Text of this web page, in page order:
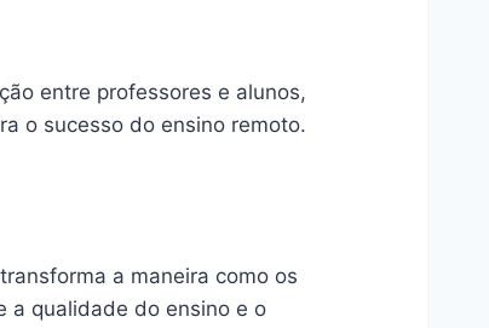
entre professores e alunos,
o sucesso do ensino remoto.
a maneira como os
a qualidade do ensino e o